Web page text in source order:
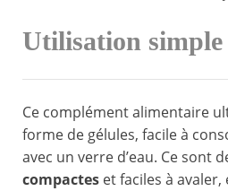
Utilisation simple
Ce complément alimentaire
forme de gélules, facile à
avec un verre d’eau. Ce sont
compactes et faciles à